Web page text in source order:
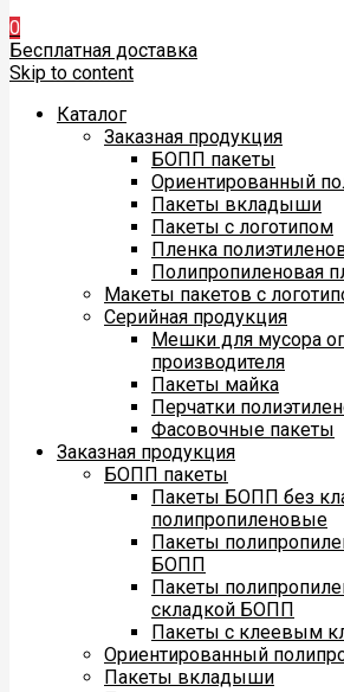
0
Бесплатная доставка
Skip to content
Каталог
Заказная продукция
БОПП пакеты
Ориентированный
Пакеты вкладыши
Пакеты с логотипом
Пленка
Полипропиленовая
Макеты пакетов с
Серийная продукция
Мешки для мусора
производителя
Пакеты майка
Перчатки
Фасовочные пакеты
Заказная продукция
БОПП пакеты
Пакеты БОПП без
полипропиленовые
Пакеты
БОПП
Пакеты
складкой БОПП
Пакеты с клеевым
Ориентированный
Пакеты вкладыши